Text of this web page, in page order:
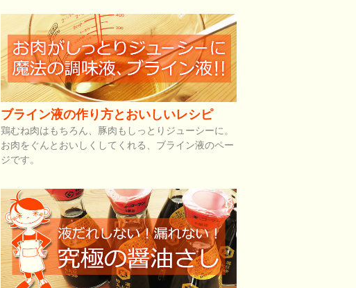
ブライン液の作り方とおいしいレシピ
鶏むね肉はもちろん、豚肉もしっとりジューシーに。
お肉をぐんとおいしくしてくれる、ブライン液のペー
ジです。